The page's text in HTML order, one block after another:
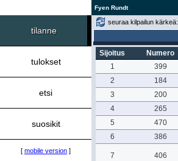
Fyen Rundt
tilanne
tulokset
etsi
suosikit
[ mobile version ]
seuraa kilpailun kärkeä:
Sijoitus Numero
1
399
2
184
3
200
4
265
5
470
6
386
7 406